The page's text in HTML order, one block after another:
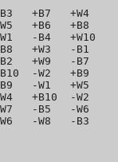
+B7   +W4
+B6   +B8
-B4   +W10
+W3   -B1
+W9   -B7
-W2   +B9
-W1   +W5
+B10  -W2
-B5   -W6